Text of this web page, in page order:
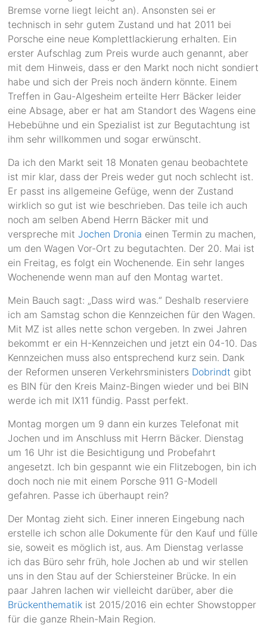
Bremse vorne liegt leicht an). Ansonsten sei er
technisch in sehr gutem Zustand und hat 2011 bei
Porsche eine neue Komplettlackierung erhalten. Ein
erster Aufschlag zum Preis wurde auch genannt, aber
mit dem Hinweis, dass er den Markt noch nicht sondiert
habe und sich der Preis noch ändern könnte. Einem
Treffen in Gau-Algesheim erteilte Herr Bäcker leider
eine Absage, aber er hat am Standort des Wagens eine
Hebebühne und ein Spezialist ist zur Begutachtung ist
ihm sehr willkommen und sogar erwünscht.
Da ich den Markt seit 18 Monaten genau beobachtete
ist mir klar, dass der Preis weder gut noch schlecht ist.
Er passt ins allgemeine Gefüge, wenn der Zustand
wirklich so gut ist wie beschrieben. Das teile ich auch
noch am selben Abend Herrn Bäcker mit und
verspreche mitJochen Dronia einen Termin zu machen,
um den Wagen Vor-Ort zu begutachten. Der 20. Mai ist
ein Freitag, es folgt ein Wochenende. Ein sehr langes
Wochenende wenn man auf den Montag wartet.
Mein Bauch sagt: „Dass wird was.“ Deshalb reserviere
ich am Samstag schon die Kennzeichen für den Wagen.
Mit MZ ist alles nette schon vergeben. In zwei Jahren
bekommt er ein H-Kennzeichen und jetzt ein 04-10. Das
Kennzeichen muss also entsprechend kurz sein. Dank
der Reformen unseren Verkehrsministers Dobrindt gibt
es BIN für den Kreis Mainz-Bingen wieder und bei BIN
werde ich mit IX11 fündig. Passt perfekt.
Montag morgen um 9 dann ein kurzes Telefonat mit
Jochen und im Anschluss mit Herrn Bäcker. Dienstag
um 16 Uhr ist die Besichtigung und Probefahrt
angesetzt. Ich bin gespannt wie ein Flitzebogen, bin ich
doch noch nie mit einem Porsche 911 G-Modell
gefahren. Passe ich überhaupt rein?
Der Montag zieht sich. Einer inneren Eingebung nach
erstelle ich schon alle Dokumente für den Kauf und fülle
sie, soweit es möglich ist, aus. Am Dienstag verlasse
ich das Büro sehr früh, hole Jochen ab und wir stellen
uns in den Stau auf der Schiersteiner Brücke. In ein
paar Jahren lachen wir vielleicht darüber, aber die
Brückenthematik ist 2015/2016 ein echter Showstopper
für die ganze Rhein-Main Region.